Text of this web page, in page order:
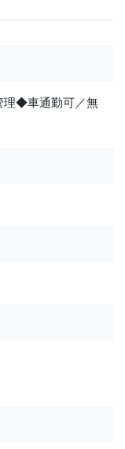
理◆車通勤可／無